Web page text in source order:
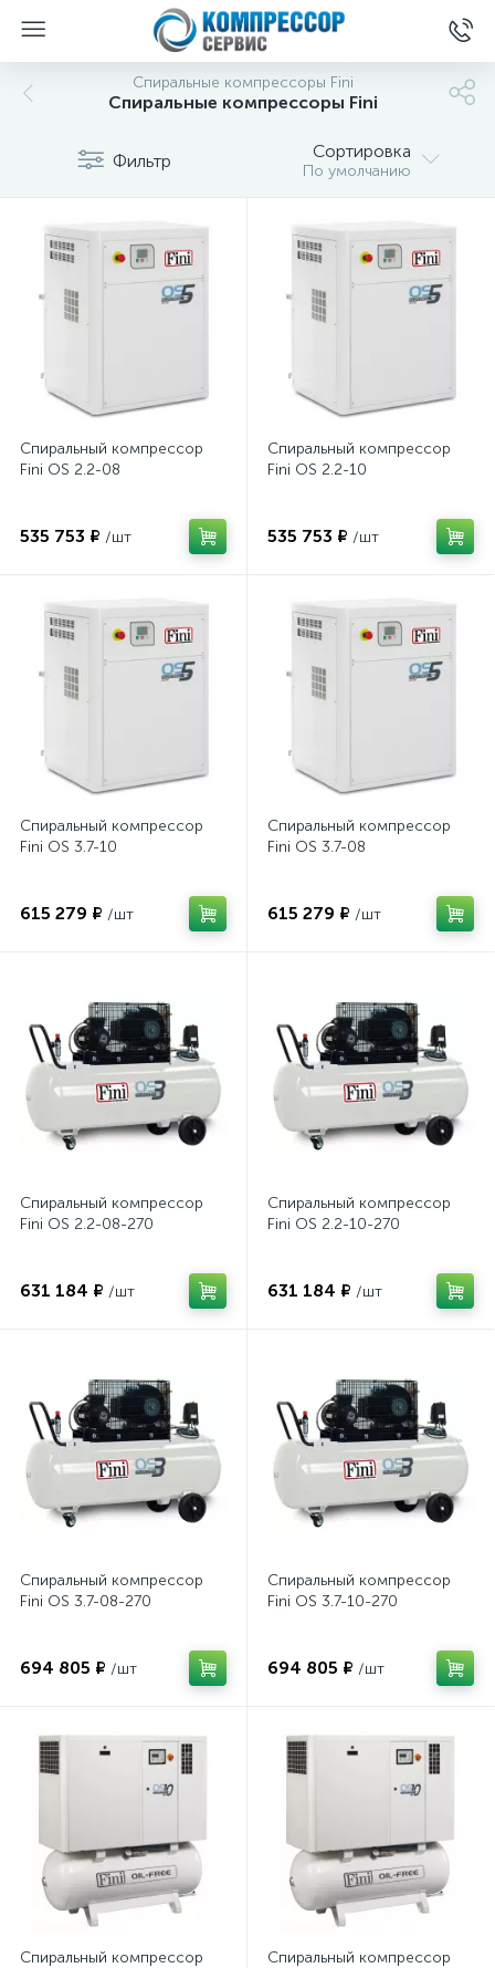
Спиральные компрессоры Fini
Спиральные компрессоры Fini
Фильтр Сортировка
По умолчанию
Спиральный компрессор
Fini OS 2.2-08
535 753 ₽ /шт
Спиральный компрессор
Fini OS 2.2-10
535 753 ₽ /шт
Спиральный компрессор
Fini OS 3.7-10
615 279 ₽ /шт
Спиральный компрессор
Fini OS 3.7-08
615 279 ₽ /шт
Спиральный компрессор
Fini OS 2.2-08-270
631 184 ₽ /шт
Спиральный компрессор
Fini OS 2.2-10-270
631 184 ₽ /шт
Спиральный компрессор
Fini OS 3.7-08-270
694 805 ₽ /шт
Спиральный компрессор
Fini OS 3.7-10-270
694 805 ₽ /шт
Спиральный компрессор
Спиральный компрессор